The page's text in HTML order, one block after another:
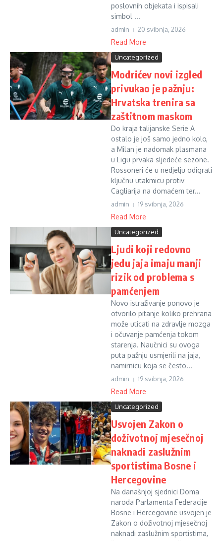
poslovnih objekata i ispisali
simbol ...
admin 20 svibnja, 2026
Read More
Uncategorized
Modrićev novi izgled
privukao je pažnju:
Hrvatska trenira sa
zaštitnom maskom
Do kraja talijanske Serie A
ostalo je još samo jedno kolo,
a Milan je nadomak plasmana
u Ligu prvaka sljedeće sezone.
Rossoneri će u nedjelju odigrati
ključnu utakmicu protiv
Cagliarija na domaćem ter...
admin 19 svibnja, 2026
Read More
Uncategorized
Ljudi koji redovno
jedu jaja imaju manji
rizik od problema s
pamćenjem
Novo istraživanje ponovo je
otvorilo pitanje koliko prehrana
može uticati na zdravlje mozga
i očuvanje pamćenja tokom
starenja. Naučnici su ovoga
puta pažnju usmjerili na jaja,
namirnicu koja se često...
admin 19 svibnja, 2026
Read More
Uncategorized
Usvojen Zakon o
doživotnoj mjesečnoj
naknadi zaslužnim
sportistima Bosne i
Hercegovine
Na današnjoj sjednici Doma
naroda Parlamenta Federacije
Bosne i Hercegovine usvojen je
Zakon o doživotnoj mjesečnoj
naknadi zaslužnim sportistima,